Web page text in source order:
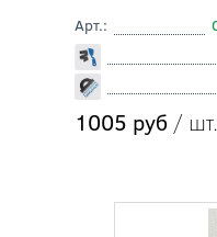
Арт.:
1005 руб / шт.